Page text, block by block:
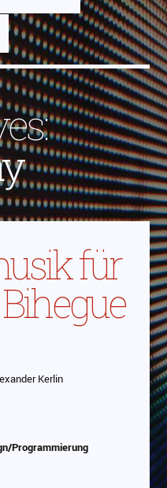
für
eingebettet
Kerlin
Programmierung